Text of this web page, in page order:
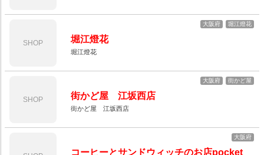
SHOP
大阪府 堀江燈花
堀江燈花
堀江燈花
SHOP
大阪府 街かど屋
街かど屋 江坂西店
街かど屋 江坂西店
大阪府
コーヒーとサンドウィッチのお店pocket